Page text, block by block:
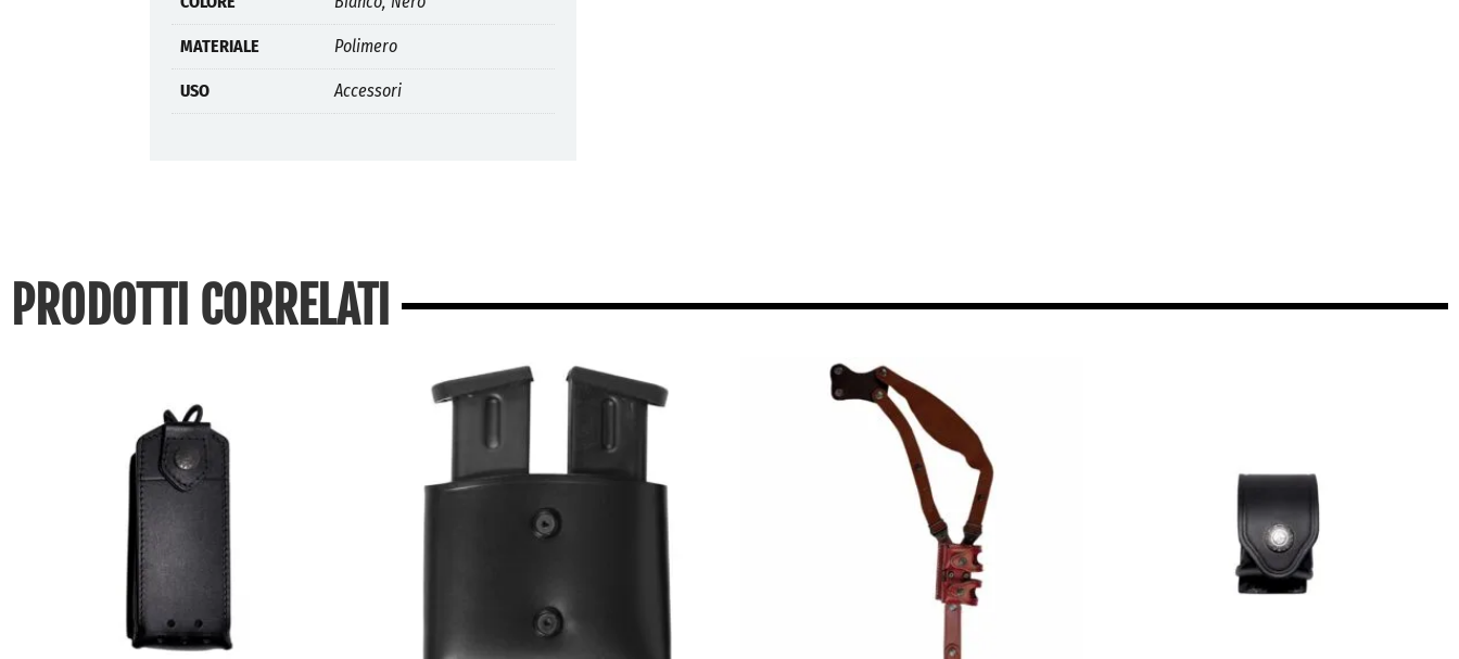
MATERIALE Polimero
USO Accessori
PRODOTTI CORRELATI